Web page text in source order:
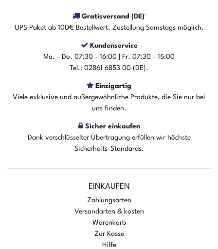
Der Artikel ist sofort verfügbar
In den Warenkorb
Gratisversand (DE)¹
UPS Paket ab 100€ Bestellwert. Zustellung Samstags möglich.
Kundenservice
Mo. - Do. 07:30 - 16:00 | Fr. 07:30 - 15:00
Tel.: 02861 6853 00 (DE).
Einzigartig
Viele exklusive und außergewöhnliche Produkte, die Sie nur bei
uns finden.
Sicher einkaufen
Dank verschlüsselter Übertragung erfüllen wir höchste
Sicherheits-Standards.
EINKAUFEN
Zahlungsarten
Versandarten & kosten
Warenkorb
Zur Kasse
Hilfe